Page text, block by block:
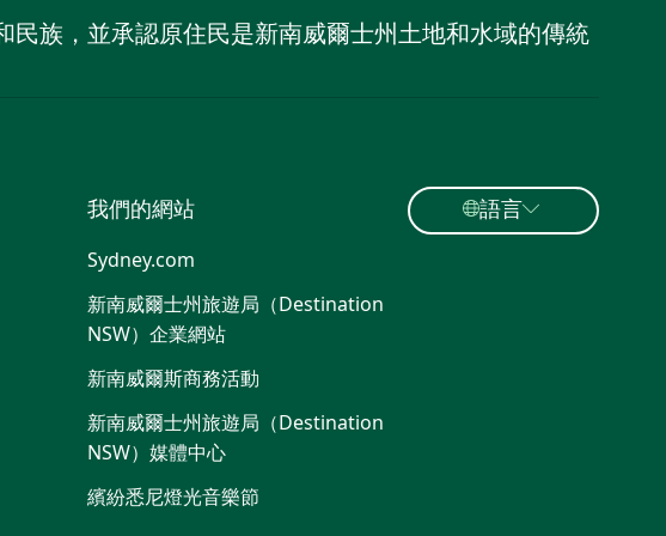
族，並承認原住民是新南威爾士州土地和水域的傳統
我們的網站
Sydney.com
新南威爾士州旅遊局（Destination
NSW）企業網站​
新南威爾斯商務活動
新南威爾士州旅遊局（Destination
NSW）媒體中心
繽紛悉尼燈光音樂節
語言